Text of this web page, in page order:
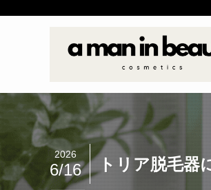
トリア脱毛器
2026
6/16